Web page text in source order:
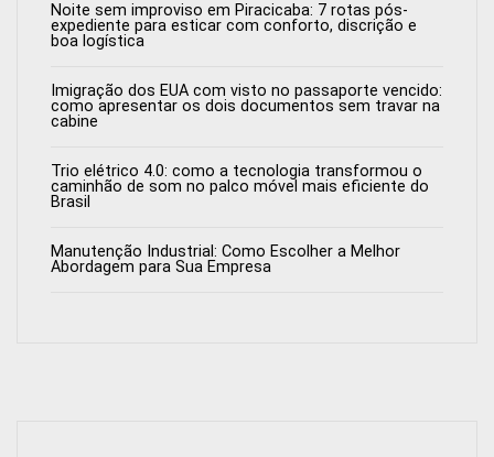
Noite sem improviso em Piracicaba: 7 rotas pós-
expediente para esticar com conforto, discrição e
boa logística
Imigração dos EUA com visto no passaporte vencido:
como apresentar os dois documentos sem travar na
cabine
Trio elétrico 4.0: como a tecnologia transformou o
caminhão de som no palco móvel mais eficiente do
Brasil
Manutenção Industrial: Como Escolher a Melhor
Abordagem para Sua Empresa